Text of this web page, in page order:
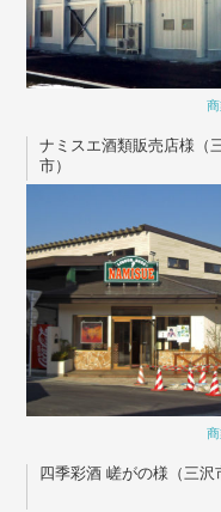
ナミスエ酒類販売店様（
市）
四季彩酒 嵯がの様（三沢